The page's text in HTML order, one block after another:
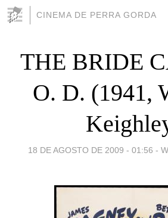
CINEMA DE PERRA GORDA
THE BRIDE
O. D. (1941,
18 DE AGOSTO DE 2009 - 01:56 -